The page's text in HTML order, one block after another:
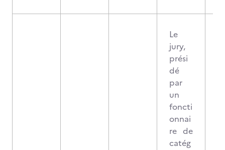
Le
jury,
prési
dé
par
un
foncti
onnai
re de
catég